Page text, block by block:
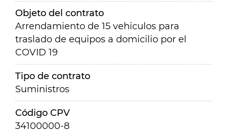
Objeto del contrato
Arrendamiento de 15 vehiculos para
traslado de equipos a domicilio por el
COVID 19
Tipo de contrato
Suministros
Código CPV
34100000-8